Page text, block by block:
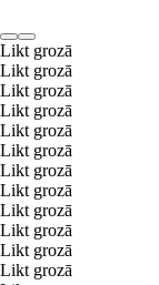
Likt grozā
Likt grozā
Likt grozā
Likt grozā
Likt grozā
Likt grozā
Likt grozā
Likt grozā
Likt grozā
Likt grozā
Likt grozā
Likt grozā